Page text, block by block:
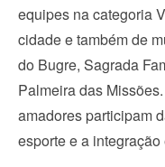
equipes na categoria
cidade e também de
do Bugre, Sagrada
Palmeira das
amadores participam
esporte e a